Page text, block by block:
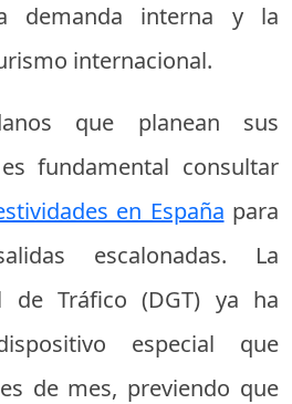
demanda interna y la
internacional.
que planean sus
fundamental consultar
en España para
escalonadas. La
de Tráfico (DGT) ya ha
especial que
de mes, previendo que